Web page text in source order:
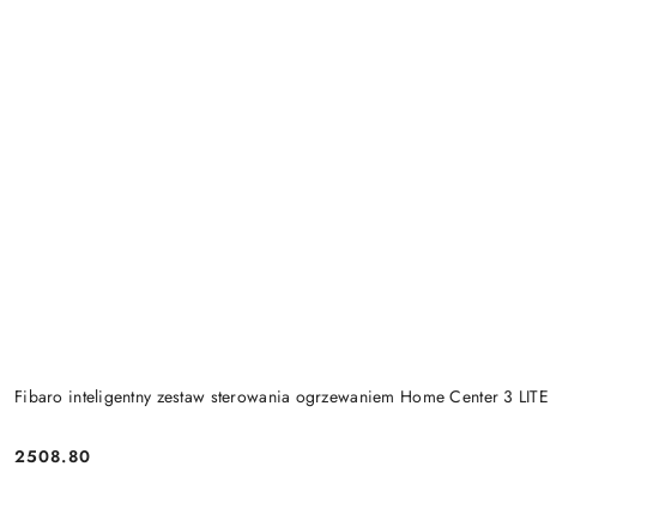
Fibaro inteligentny zestaw sterowania ogrzewaniem Home Center 3 LITE
Cena:
2508.80